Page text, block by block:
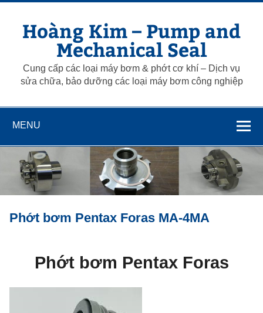
Skip
contentHoàng Kim – Pump and
Mechanical Seal
Cung cấp các loại máy bơm & phớt cơ khí – Dịch vụ
sửa chữa, bảo dưỡng các loại máy bơm công nghiệp
MENU
Phớt bơm Pentax Foras MA-4MA
Phớt bơm Pentax Foras